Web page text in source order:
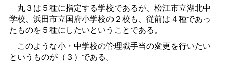
丸３は５種に指定する学校であるが、松江市立湖北中
学校、浜田市立国府小学校の２校も、従前は４種であっ
たものを５種にしたいということである。
このような小・中学校の管理職手当の変更を行いたい
というものが（３）である。